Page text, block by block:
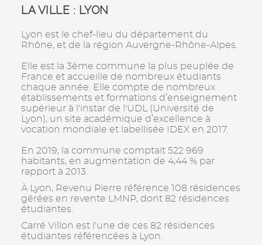
LA VILLE : LYON
Lyon est le chef-lieu du département du
Rhône, et de la région Auvergne-Rhône-Alpes.
Elle est la 3ème commune la plus peuplée de
France et accueille de nombreux étudiants
chaque année. Elle compte de nombreux
établissements et formations d’enseignement
supérieur à l'instar de l'UDL (Université de
Lyon), un site académique d’excellence à
vocation mondiale et labellisée IDEX en 2017.
En 2019, la commune comptait 522 969
habitants, en augmentation de 4,44 % par
rapport à 2013.
À Lyon, Revenu Pierre référence 108 résidences
gérées en revente LMNP, dont 82 résidences
étudiantes.
Carré Villon est l'une de ces 82 résidences
étudiantes référencées à Lyon.